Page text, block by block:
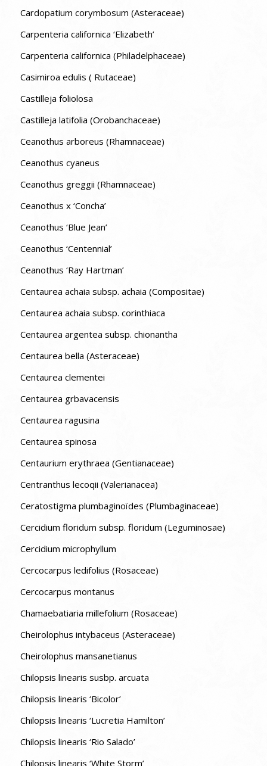
Cardopatium corymbosum (Asteraceae)
Carpenteria californica ‘Elizabeth’
Carpenteria californica (Philadelphaceae)
Casimiroa edulis ( Rutaceae)
Castilleja foliolosa
Castilleja latifolia (Orobanchaceae)
Ceanothus arboreus (Rhamnaceae)
Ceanothus cyaneus
Ceanothus greggii (Rhamnaceae)
Ceanothus x ‘Concha’
Ceanothus ‘Blue Jean’
Ceanothus ‘Centennial’
Ceanothus ‘Ray Hartman’
Centaurea achaia subsp. achaia (Compositae)
Centaurea achaia subsp. corinthiaca
Centaurea argentea subsp. chionantha
Centaurea bella (Asteraceae)
Centaurea clementei
Centaurea grbavacensis
Centaurea ragusina
Centaurea spinosa
Centaurium erythraea (Gentianaceae)
Centranthus lecoqii (Valerianacea)
Ceratostigma plumbaginoïdes (Plumbaginaceae)
Cercidium floridum subsp. floridum (Leguminosae)
Cercidium microphyllum
Cercocarpus ledifolius (Rosaceae)
Cercocarpus montanus
Chamaebatiaria millefolium (Rosaceae)
Cheirolophus intybaceus (Asteraceae)
Cheirolophus mansanetianus
Chilopsis linearis susbp. arcuata
Chilopsis linearis ‘Bicolor’
Chilopsis linearis ‘Lucretia Hamilton’
Chilopsis linearis ‘Rio Salado’
Chilopsis linearis ‘White Storm’